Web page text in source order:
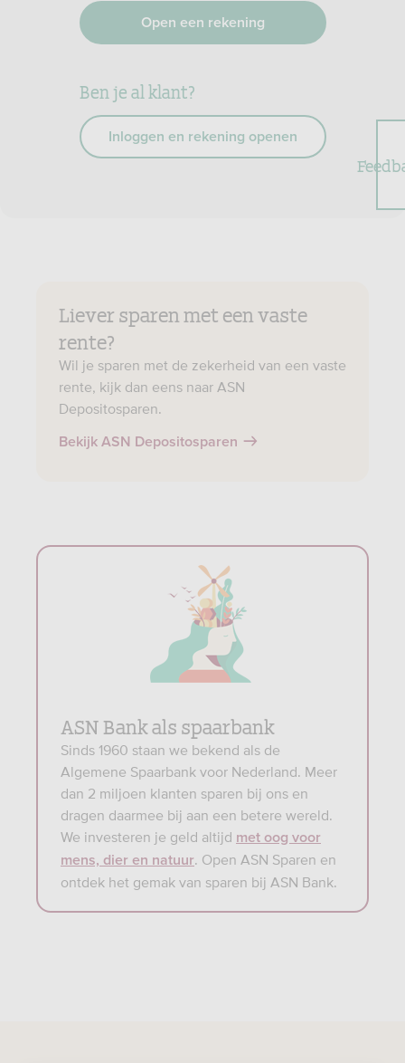
Open een rekening
Ben je al klant?
Inloggen en rekening openen
Liever sparen met een vaste
rente?
Wil je sparen met de zekerheid van een vaste
rente, kijk dan eens naar ASN
Depositosparen.
Bekijk ASN Depositosparen
ASN Bank als spaarbank
Sinds 1960 staan we bekend als de
Algemene Spaarbank voor Nederland. Meer
dan 2 miljoen klanten sparen bij ons en
dragen daarmee bij aan een betere wereld.
We investeren je geld altijd met oog voor
mens, dier en natuur. Open ASN Sparen en
ontdek het gemak van sparen bij ASN Bank.